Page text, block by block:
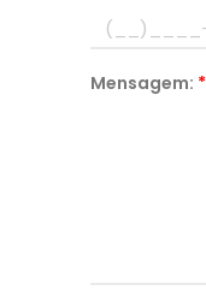
Mensagem: *